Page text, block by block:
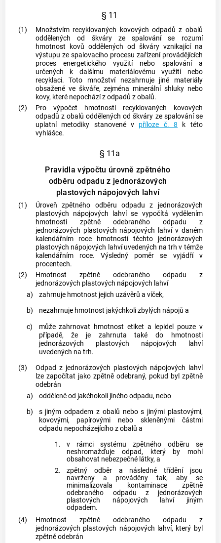
§ 11
(1)
Množstvím recyklovaných kovových odpadů z obalů
oddělených od škváry ze spalováníse rozumí
hmotnost kovů oddělených od škváry vznikající na
výstupu ze spalovacího procesu zařízení provádějících
proces energetického využití nebo spalování a
určených k dalšímu materiálovému využití nebo
recyklaci. Toto množství nezahrnuje jiné materiály
obsažené ve škváře, zejména minerální shluky nebo
kovy, které nepochází z odpadů zobalů.
(2)
Pro výpočet hmotnosti recyklovaných kovových
odpadů zobalů oddělených od škváry ze spalování se
uplatní metodiky stanovené v příloze č. 8 k této
vyhlášce.
§ 11a
Pravidla výpočtu úrovně zpětného
odběru odpadu z jednorázových
plastových nápojových lahví
(1)
Úroveň zpětného odběru odpadu z jednorázových
plastových nápojových lahví se vypočítá vydělením
hmotnosti zpětně odebraného odpadu z
jednorázových plastových nápojových lahví v daném
kalendářním roce hmotností těchto jednorázových
plastových nápojových lahví uvedených na trh v témže
kalendářním roce. Výsledný poměr se vyjádří v
procentech.
(2)
Hmotnost zpětně odebraného odpadu z
jednorázových plastových nápojových lahví
a)
zahrnuje hmotnost jejich uzávěrů a víček,
b)
nezahrnuje hmotnost jakýchkoli zbylých nápojů a
c)
může zahrnovat hmotnost etiket a lepidel pouze v
případě, že je zahrnuta také do hmotnosti
jednorázových plastových nápojových lahví
uvedených na trh.
(3)
Odpad z jednorázových plastových nápojových lahví
lze započítat jako zpětně odebraný, pokud byl zpětně
odebrán
a)
odděleně od jakéhokoli jiného odpadu, nebo
b)
s jiným odpadem z obalů nebo s jinými plastovými,
kovovými, papírovými nebo skleněnými částmi
odpadu nepocházejícího zobalů a
1.
v rámci systému zpětného odběru se
neshromažďuje odpad, který by mohl
obsahovat nebezpečné látky, a
2.
zpětný odběr a následné třídění jsou
navrženy a prováděny tak, aby se
minimalizovala kontaminace zpětně
odebraného odpadu z jednorázových
plastových nápojových lahví jiným
odpadem.
(4)
Hmotnost zpětně odebraného odpadu z
jednorázových plastových nápojových lahví, který byl
zpětně odebrán